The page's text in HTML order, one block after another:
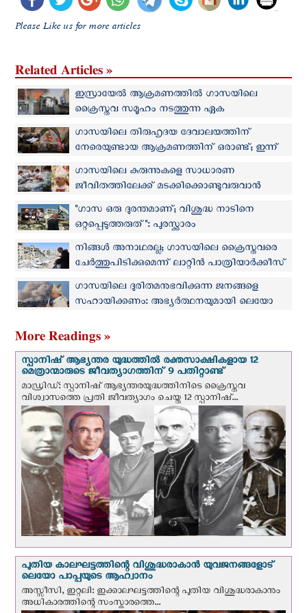
Please Like us for more articles
Related Articles »
ഇസ്രായേല്‍ ആക്രമണത്തില്‍ ഗാസയിലെ
ക്രൈസ്തവ സമൂഹം നടത്തുന്ന ഏക
ആശുപത്രിക്ക് കേടുപാടുകള്‍
ഗാസയിലെ തിരുഹൃദയ ദേവാലയത്തിന്
നേരെയുണ്ടായ ആക്രമണത്തിന് ഒരാണ്ട്; ഇന്ന്
അനുസ്മരണ ദിവ്യബലി
ഗാസയിലെ കുരുന്നുകളെ സാധാരണ
ജീവിതത്തിലേക്ക് മടക്കിക്കൊണ്ടുവരുവാന്‍
ജെറുസലേം പാത്രിയാർക്കേറ്റ്
"ഗാസ ഒരു ദുരന്തമാണ്; വിശുദ്ധ നാടിനെ
ഒറ്റപ്പെടുത്തരുത്": പുരസ്ക്കാരം
സ്വീകരിക്കുന്നതിനിടെ ജെറുസലേം
പാത്രിയാര്‍ക്കീസ്
നിങ്ങള്‍ അനാഥരല്ല; ഗാസയിലെ ക്രൈസ്തവരെ
ചേര്‍ത്തുപിടിക്കുമെന്ന് ലാറ്റിൻ പാത്രിയാർക്കീസ്
ഗാസയിലെ ദുരിതമനുഭവിക്കുന്ന ജനങ്ങളെ
സഹായിക്കണം: അഭ്യര്‍ത്ഥനയുമായി ലെയോ
More Readings »
സ്പാനിഷ് ആഭ്യന്തര യുദ്ധത്തില്‍ രക്തസാക്ഷികളായ 12
മെത്രാന്മാരുടെ ജീവത്യാഗത്തിന് 9 പതിറ്റാണ്ട്
മാഡ്രിഡ്: സ്പാനിഷ് ആഭ്യന്തരയുദ്ധത്തിനിടെ ക്രൈസ്തവ
വിശ്വാസത്തെ പ്രതി ജീവത്യാഗം ചെയ്ത 12 സ്പാനിഷ്...
പുതിയ കാലഘട്ടത്തിന്റെ വിശുദ്ധരാകാന്‍ യുവജനങ്ങളോട്
ലെയോ പാപ്പയുടെ ആഹ്വാനം
അസ്സീസി, ഇറ്റലി: ഇക്കാലഘട്ടത്തിന്റെ പുതിയ വിശുദ്ധരാകാനും
അധികാരത്തിന്റെ സംസ്കാരത്തെ...